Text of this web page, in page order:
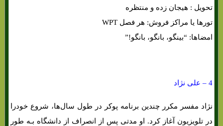
تحویل : هیجان زده و منتظره
تورها یا مراکز فروش: هر فصل WPT
امضاها: “بینگو، بانگو، بانگو!”
4 – علی نژاد
نژاد مفسر مکرر چندین برنامه پوکر در طول سال‌ها، شروع خودرا
در تلویزیون آغاز کرد. او مدتی پس از انصراف از دانشگاه بـه طور